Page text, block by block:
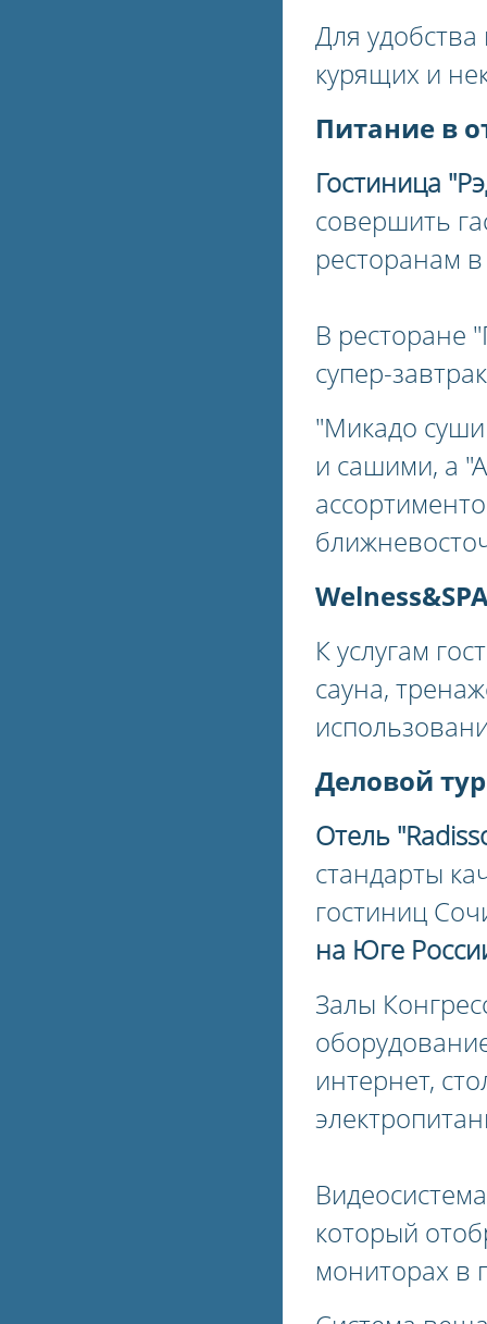
Для удобства
курящих и
Питание в
Гостиница
совершить
ресторанам
В ресторане
супер-
"Микадо
и сашими, а
К услугам
сауна,
Деловой
Отель
стандарты
гостиниц
на Юге
Залы
интернет,
который
мониторах в